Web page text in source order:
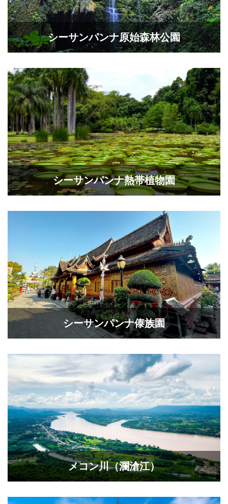
シーサンパンナ原始森林公園
シーサンパンナ熱帯植物園
シーサンパンナ傣族園
メコン川（瀾滄江）